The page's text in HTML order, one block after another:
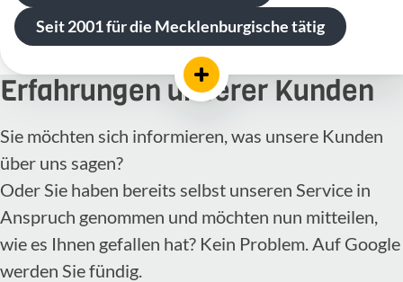
Seit 2001 für die Mecklenburgische tätig
Erfahrungen unserer Kunden
Sie möchten sich informieren, was unsere Kunden
über uns sagen?
Oder Sie haben bereits selbst unseren Service in
Anspruch genommen und möchten nun mitteilen,
wie es Ihnen gefallen hat? Kein Problem. Auf Google
werden Sie fündig.